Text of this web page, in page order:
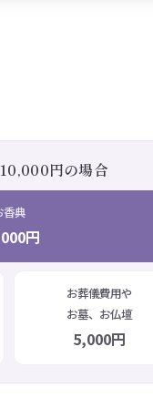
円の場合
香典
円
お葬儀費用や
お墓、お仏壇
5,000円